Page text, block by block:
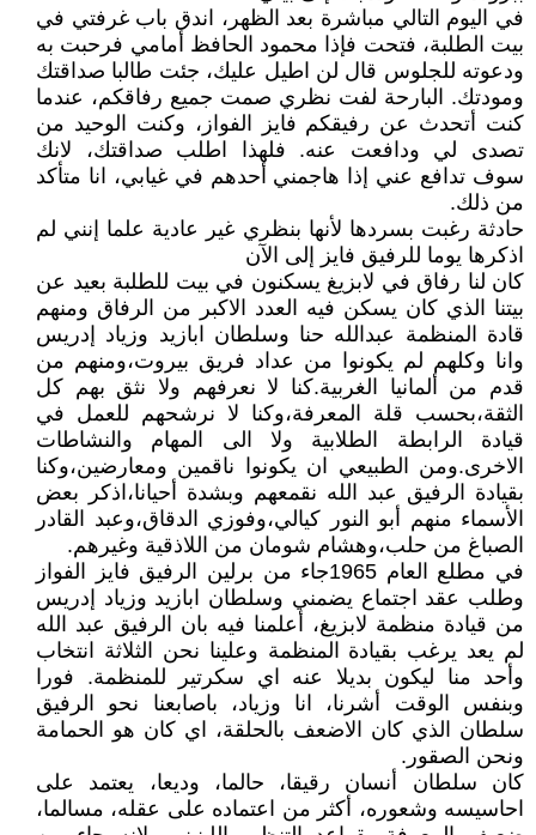
في اليوم التالي مباشرة بعد الظهر، اندق باب غرفتي في
بيت الطلبة، فتحت فإذا محمود الحافظ أمامي فرحبت به
ودعوته للجلوس قال لن اطيل عليك، جئت طالبا صداقتك
ومودتك. البارحة لفت نظري صمت جميع رفاقكم، عندما
كنت أتحدث عن رفيقكم فايز الفواز، وكنت الوحيد من
تصدى لي ودافعت عنه. فلهذا اطلب صداقتك، لانك
سوف تدافع عني إذا هاجمني أحدهم في غيابي، انا متأكد
من ذلك.
حادثة رغبت بسردها لأنها بنظري غير عادية علما إنني لم
اذكرها يوما للرفيق فايز إلى الآن
كان لنا رفاق في لابزيغ يسكنون في بيت للطلبة بعيد عن
بيتنا الذي كان يسكن فيه العدد الاكبر من الرفاق ومنهم
قادة المنظمة عبدالله حنا وسلطان ابازيد وزياد إدريس
وانا وكلهم لم يكونوا من عداد فريق بيروت،ومنهم من
قدم من ألمانيا الغربية.كنا لا نعرفهم ولا نثق بهم كل
الثقة،بحسب قلة المعرفة،وكنا لا نرشحهم للعمل في
قيادة الرابطة الطلابية ولا الى المهام والنشاطات
الاخرى.ومن الطبيعي ان يكونوا ناقمين ومعارضين،وكنا
بقيادة الرفيق عبد الله نقمعهم وبشدة أحيانا،اذكر بعض
الأسماء منهم أبو النور كيالي،وفوزي الدقاق،وعبد القادر
الصباغ من حلب،وهشام شومان من اللاذقية وغيرهم.
في مطلع العام 1965جاء من برلين الرفيق فايز الفواز
وطلب عقد اجتماع يضمني وسلطان ابازيد وزياد إدريس
من قيادة منظمة لابزيغ، أعلمنا فيه بان الرفيق عبد الله
لم يعد يرغب بقيادة المنظمة وعلينا نحن الثلاثة انتخاب
وأحد منا ليكون بديلا عنه اي سكرتير للمنظمة. فورا
وبنفس الوقت أشرنا، انا وزياد، باصابعنا نحو الرفيق
سلطان الذي كان الاضعف بالحلقة، اي كان هو الحمامة
ونحن الصقور.
كان سلطان أنسان رقيقا، حالما، وديعا، يعتمد على
احاسيسه وشعوره، أكثر من اعتماده على عقله، مسالما،